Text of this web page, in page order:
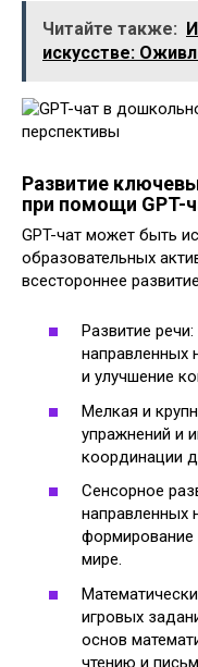
Читайте также:
искусстве:
Развитие
при помощи GPT-
GPT-чат может быть
образовательных
всестороннее
Развитие
направленных
и улучшение
Мелкая и
упражнений и
координации
Сенсорное
направленных
мире.
игровых
основ
чтению и